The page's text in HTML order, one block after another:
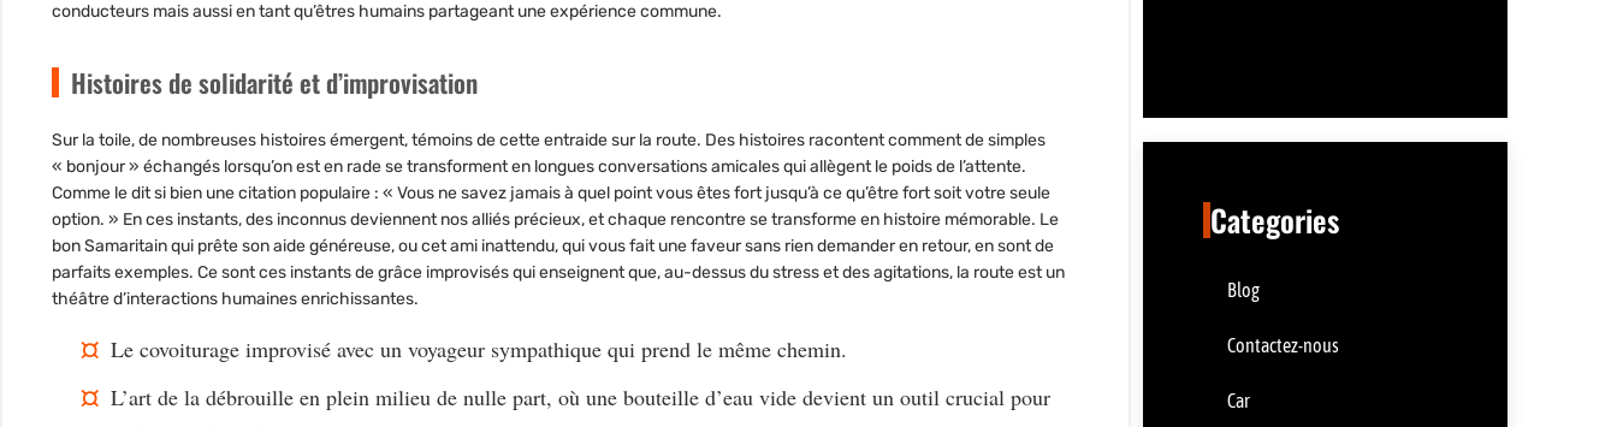
conducteurs mais aussi en tant qu’êtres humains partageant une expérience commune.
Histoires de solidarité et d’improvisation
Sur la toile, de nombreuses histoires émergent, témoins de cette entraide sur la route. Des histoires racontent comment de simples
« bonjour » échangés lorsqu’on est en rade se transforment en longues conversations amicales qui allègent le poids de l’attente.
Comme le dit si bien une citation populaire : « Vous ne savez jamais à quel point vous êtes fort jusqu’à ce qu’être fort soit votre seule
option. » En ces instants, des inconnus deviennent nos alliés précieux, et chaque rencontre se transforme en histoire mémorable. Le
bon Samaritain qui prête son aide généreuse, ou cet ami inattendu, qui vous fait une faveur sans rien demander en retour, en sont de
parfaits exemples. Ce sont ces instants de grâce improvisés qui enseignent que, au-dessus du stress et des agitations, la route est un
théâtre d’interactions humaines enrichissantes.
Le covoiturage improvisé avec un voyageur sympathique qui prend le même chemin.
L’art de la débrouille en plein milieu de nulle part, où une bouteille d’eau vide devient un outil crucial pour
Categories
Blog
Contactez-nous
Car